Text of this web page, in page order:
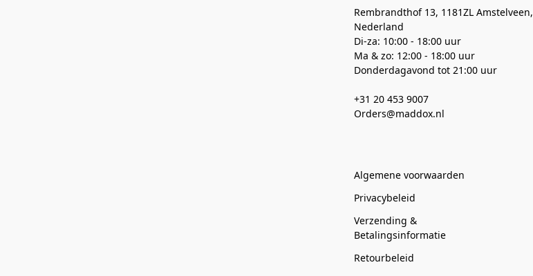
Rembrandthof 13, 1181ZL Amstelveen,
Nederland
Di-za: 10:00 - 18:00 uur
Ma & zo: 12:00 - 18:00 uur
Donderdagavond tot 21:00 uur
+31 20 453 9007
Orders@maddox.nl
Algemene voorwaarden
Privacybeleid
Verzending &
Betalingsinformatie
Retourbeleid